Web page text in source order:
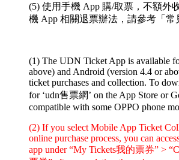
(5) 使用手機 App 購/取票，不額外
機 App 相關退票辦法，請參考「常
(1) The UDN Ticket App is available
above) and Android (version 4.4 or
ticket purchases and collection. To
for ‘udn售票網’ on the App Store or
compatible with some OPPO phone
(2) If you select Mobile App Ticket
online purchase process, you can
app under “My Tickets我的票券” >